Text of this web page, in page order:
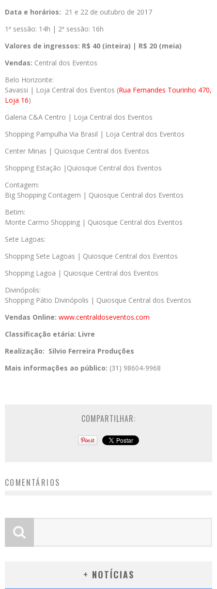
Data e horários: 21 e 22 de outubro de 2017
1ª sessão: 14h | 2ª sessão: 16h
Valores de ingressos: R$ 40 (inteira) | R$ 20 (meia)
Vendas: Central dos Eventos
Belo Horizonte:
Savassi | Loja Central dos Eventos (Rua Fernandes Tourinho 470,
Loja 16)
Galeria C&A Centro | Loja Central dos Eventos
Shopping Pampulha Via Brasil | Loja Central dos Eventos
Center Minas | Quiosque Central dos Eventos
Shopping Estação |Quiosque Central dos Eventos
Contagem:
Big Shopping Contagem | Quiosque Central dos Eventos
Betim:
Monte Carmo Shopping | Quiosque Central dos Eventos
Sete Lagoas:
Shopping Sete Lagoas | Quiosque Central dos Eventos
Shopping Lagoa | Quiosque Central dos Eventos
Divinópolis:
Shopping Pátio Divinópolis | Quiosque Central dos Eventos
Vendas Online: www.centraldoseventos.com
Classificação etária: Livre
Realização: Silvio Ferreira Produções
Mais informações ao público: (31) 98604-9968
COMPARTILHAR:
COMENTÁRIOS
+ NOTÍCIAS